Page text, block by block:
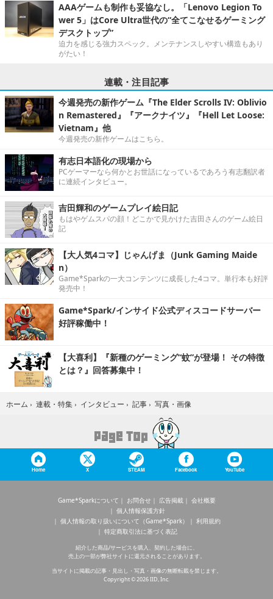
AAAゲームも制作も妥協なし。「Lenovo Legion To
wer 5」はCore Ultra世代の“全てこなせるゲーミング
デスクトップ”
迫力を感じる強力スペック。メンテナンスしやすい構造もあり
がたい！
連載・注目記事
今週発売の新作ゲーム『The Elder Scrolls IV: Oblivio
n Remastered』『アークナイツ』『Hell Let Loose:
Vietnam』他
今週発売の新作ゲームはこちら。
有志日本語化の現場から
PCゲーマーなら何かとお世話になっているであろう有志翻訳者
に連続インタビュー。
吉田輝和のゲームプレイ絵日記
もはやゲムスパの顔！どこかで見かけた吉田さんのゲーム絵日
記
【大人気4コマ】じゃんげま（Junk Gaming Maide
n）
Game*Sparkの一大コンテンツに成長した4コマ。単行本も好評
発売中！
Game*Spark/インサイド公式ディスコードサーバー
好評稼働中！
【大喜利】『新種のゲーミング“蚊”が登場！ その特徴
とは？』回答募集中！
ホーム › 連載・特集 › インタビュー › 記事 › 写真・画像
Home X STEAM Facebook YouTube
Game*Sparkについて お問合せ 広告掲載
会社概要
個人情報保護方針
個人情報の取り扱いについて（Game*Spark）
利用規約
特定商取引法に基づく表記
紹介した商品/サービスを購入、契約した場合に、
売上の一部が弊社サイトに還元されることがあります。
当サイトに掲載の記事・見出し・写真・画像の無断転載を禁じます。
Copyright © 2026 IID, Inc.